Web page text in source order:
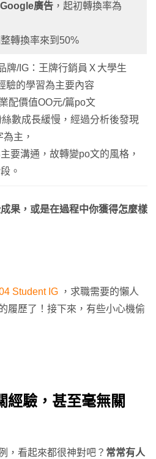
廣告 ，起初轉換率為
轉換率來到50%
牌/IG：王牌行銷員Ｘ大學生
驗的學習為主要內容
配價值OO元/篇po文
數成長緩慢，經過分析後發現
主，
要溝通，故轉變po文的風格，
。
果，或是在過程中你獲得怎麼樣
Student IG ，求職需要的懶人
履歷了！接下來，有些小心機偷
經驗，甚至毫無關
，看起來都很神對吧？ 常常有人